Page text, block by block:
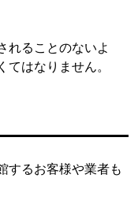
れることのないよ
はなりません。
するお客様や業者も